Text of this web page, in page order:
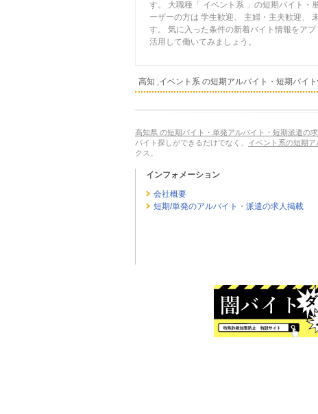
す。 大職種「 イベント系 」の短期バイト・
ーザーの方は 学生歓迎、 主婦・主夫歓迎、
す。 気に入った条件の新着バイト情報をア
活用して働いてみましょう。
高知 ,イベント系 の短期アルバイト・短期バイ
高知県 の短期バイト・単発アルバイト・短期派遣の求
バイト探しができるだけでなく、 イベント系の短期ア
クス。
インフォメーション
会社概要
短期/単発のアルバイト・派遣の求人掲載